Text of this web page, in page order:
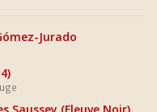
Jurado